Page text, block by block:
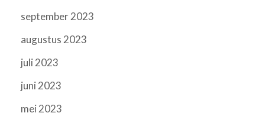
september 2023
augustus 2023
juli 2023
juni 2023
mei 2023